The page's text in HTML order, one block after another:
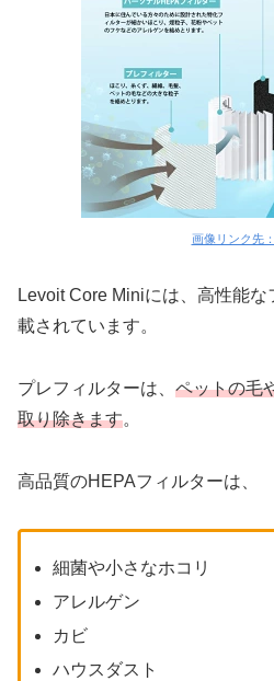
画像リンク先
Levoit Core Miniには、高性能
載されています。
プレフィルターは、 ペットの毛
取り除きます。
高品質のHEPAフィルターは、
細菌や小さなホコリ
アレルゲン
カビ
ハウスダスト